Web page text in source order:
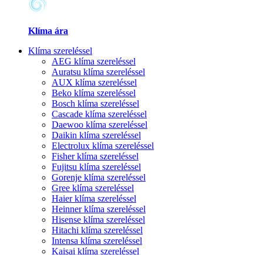
Klíma ára
Klíma szereléssel
AEG klíma szereléssel
Auratsu klíma szereléssel
AUX klíma szereléssel
Beko klíma szereléssel
Bosch klíma szereléssel
Cascade klíma szereléssel
Daewoo klíma szereléssel
Daikin klíma szereléssel
Electrolux klíma szereléssel
Fisher klíma szereléssel
Fujitsu klíma szereléssel
Gorenje klíma szereléssel
Gree klíma szereléssel
Haier klíma szereléssel
Heinner klíma szereléssel
Hisense klíma szereléssel
Hitachi klíma szereléssel
Intensa klíma szereléssel
Kaisai klíma szereléssel